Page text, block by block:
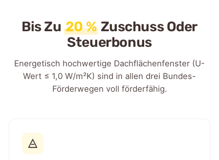
Bis Zu 20 %Zuschuss Oder
Steuerbonus
Energetisch hochwertige Dachflächenfenster (U-
Wert ≤ 1,0 W/m²K) sind in allen drei Bundes-
Förderwegen voll förderfähig.